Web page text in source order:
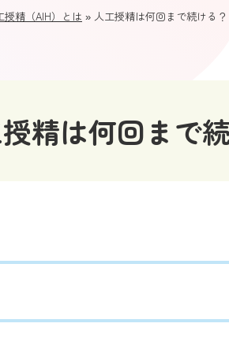
授精（AIH）とは » 人工授精は何回まで続ける？
精は何回まで